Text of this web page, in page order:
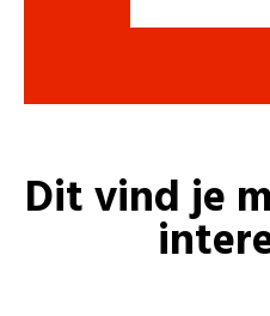
Dit vind je